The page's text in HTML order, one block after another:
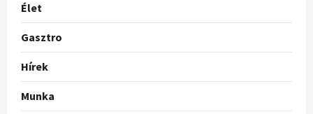
Élet
Gasztro
Hírek
Munka